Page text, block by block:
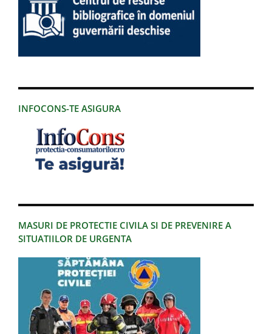
INFOCONS-TE ASIGURA
MASURI DE PROTECTIE CIVILA SI DE PREVENIRE A
SITUATIILOR DE URGENTA